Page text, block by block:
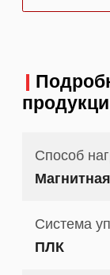
Способ
Система
ПЛК